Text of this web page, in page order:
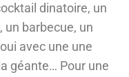
dinatoire, un
un barbecue, un
avec une une
géante… Pour une